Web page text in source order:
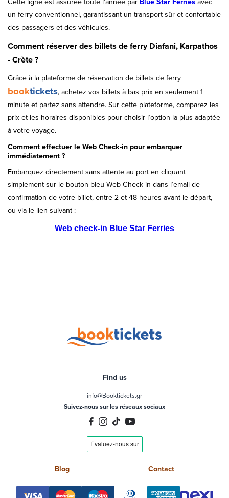
un ferry conventionnel, garantissant un transport sûr et confortable
des passagers et des véhicules.
Comment réserver des billets de ferry Diafani, Karpathos
- Crète ?
Grâce à la plateforme de réservation de billets de ferry
booktickets, achetez vos billets à bas prix en seulement 1
minute et partez sans attendre. Sur cette plateforme, comparez les
prix et les horaires disponibles pour choisir l’option la plus adaptée
à votre voyage.
Comment effectuer le Web Check-in pour embarquer
immédiatement ?
Embarquez directement sans attente au port en cliquant
simplement sur le bouton bleu Web Check-in dans l’email de
confirmation de votre billet, entre 2 et 48 heures avant le départ,
ou via le lien suivant :
Web check-in Blue Star Ferries
Find us
info@Booktickets.gr
Suivez-nous sur les réseaux sociaux
Blog Contact